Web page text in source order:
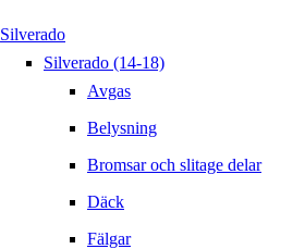
Silverado
Silverado (14-18)
Avgas
Belysning
Bromsar och slitage delar
Däck
Fälgar